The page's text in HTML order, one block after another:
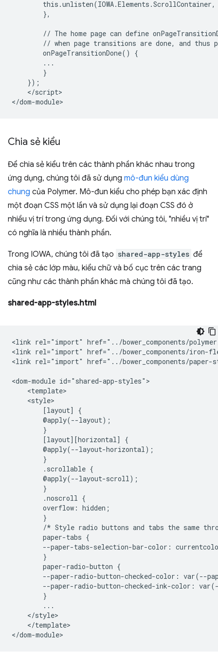
        },
// The home page can define
// when page transitions are done, and thus
        onPageTransitionDone() {
        ...
        }
    });
    </script>
Chia sẻ kiểu
Để chia sẻ kiểu trên các thành phần khác nhau trong
ứng dụng, chúng tôi đã sử dụng mô-đun kiểu dùng
chung của Polymer. Mô-đun kiểu cho phép bạn xác định
một đoạn CSS một lần và sử dụng lại đoạn CSS đó ở
nhiều vị trí trong ứng dụng. Đối với chúng tôi, "nhiều vị trí"
có nghĩa là nhiều thành phần.
Trong IOWA, chúng tôi đã tạo shared-app-styles để
chia sẻ các lớp màu, kiểu chữ và bố cục trên các trang
cũng như các thành phần khác mà chúng tôi đã tạo.
shared-app-styles.html
<link rel="import" href="../bower_components/
<link rel="import" href="../bower_components/
<link rel="import" href="../bower_components/
<dom-module id="shared-app-styles">
    <template>
    <style>
        [layout] {
        @apply(--layout);
        }
        [layout][horizontal] {
        @apply(--layout-horizontal);
        }
        .scrollable {
        @apply(--layout-scroll);
        }
        .noscroll {
        overflow: hidden;
        }
/* Style radio buttons and tabs the same
        paper-tabs {
--paper-tabs-selection-bar-color:
        }
        paper-radio-button {
--paper-radio-button-checked-color: var(--
--paper-radio-button-checked-ink-color:
        }
        ...
    </style>
    </template>